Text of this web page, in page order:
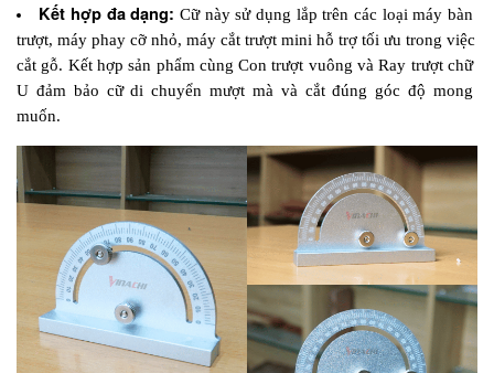
Kết hợp đa dạng: Cữ này sử dụng lắp trên các loại máy bàn
trượt, máy phay cỡ nhỏ, máy cắt trượt mini hỗ trợ tối ưu trong việc
cắt gỗ. Kết hợp sản phẩm cùng Con trượt vuông và Ray trượt chữ
U đảm bảo cữ di chuyển mượt mà và cắt đúng góc độ mong
muốn.